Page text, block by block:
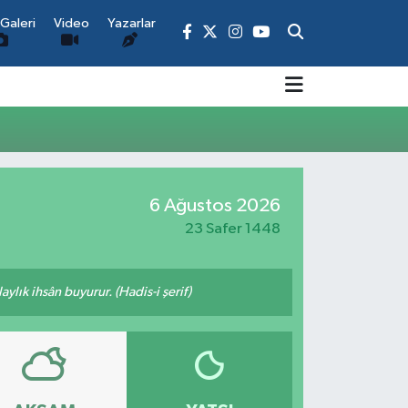
Video Yazarlar
6 Ağustos 2026
23 Safer 1448
ihsân buyurur. (Hadis-i şerif)